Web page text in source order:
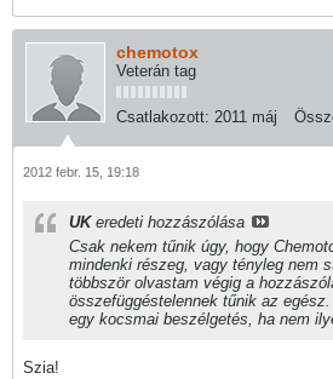
chemotox
Veterán tag
Csatlakozott: 2011 máj
2012 febr. 15, 19:18
UKeredeti hozzászólása
Csak nekem tűnik úgy, hogy
mindenki részeg, vagy tényleg nem
többször olvastam végig a
összefüggéstelennek tűnik az
egy kocsmai beszélgetés, ha nem
Szia!